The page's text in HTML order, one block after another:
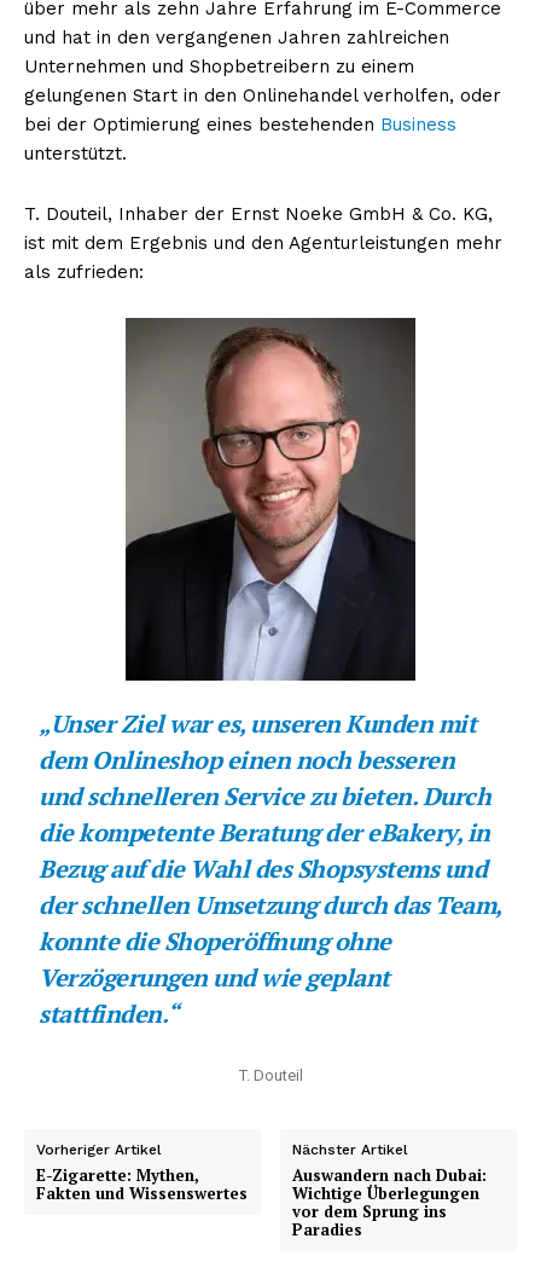
über mehr als zehn Jahre Erfahrung im E-Commerce
und hat in den vergangenen Jahren zahlreichen
Unternehmen und Shopbetreibern zu einem
gelungenen Start in den Onlinehandel verholfen, oder
bei der Optimierung eines bestehenden Business
unterstützt.
T. Douteil, Inhaber der Ernst Noeke GmbH & Co. KG,
ist mit dem Ergebnis und den Agenturleistungen mehr
als zufrieden:
„Unser Ziel war es, unseren Kunden mit
dem Onlineshop einen noch besseren
und schnelleren Service zu bieten. Durch
die kompetente Beratung der eBakery, in
Bezug auf die Wahl des Shopsystems und
der schnellen Umsetzung durch das Team,
konnte die Shoperöffnung ohne
Verzögerungen und wie geplant
stattfinden.“
T. Douteil
Vorheriger Artikel
E-Zigarette: Mythen,
Fakten und Wissenswertes
Nächster Artikel
Auswandern nach Dubai:
Wichtige Überlegungen
vor dem Sprung ins
Paradies